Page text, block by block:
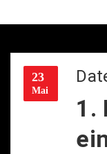
23
Mai
1.